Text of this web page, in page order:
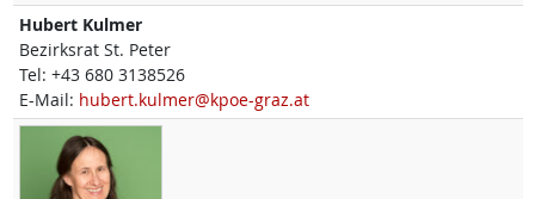
Hubert Kulmer
Bezirksrat St. Peter
Tel: +43 680 3138526
E-Mail: hubert.kulmer@kpoe-graz.at